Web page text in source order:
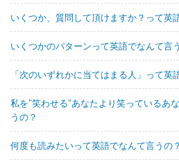
いくつか、質問して頂けますか？って英
いくつかのパターンって英語でなんて言
「次のいずれかに当てはまる人」って英
私を"笑わせる"あなたより笑っているあ
うの？
何度も読みたいって英語でなんて言うの？